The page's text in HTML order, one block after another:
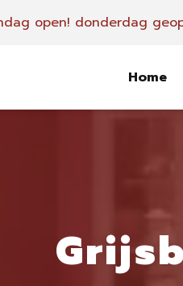
open! donderdag
Home